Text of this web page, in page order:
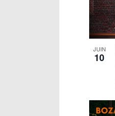
JUIN
10